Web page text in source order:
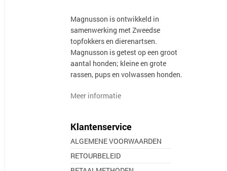
Magnusson is ontwikkeld in
samenwerking met Zweedse
topfokkers en dierenartsen.
Magnusson is getest op een groot
aantal honden; kleine en grote
rassen, pups en volwassen honden.
Meer informatie
Klantenservice
ALGEMENE VOORWAARDEN
RETOURBELEID